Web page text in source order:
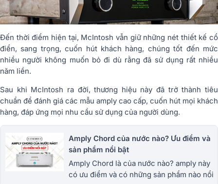
Đến thời điểm hiện tại, McIntosh vẫn giữ những nét thiết kế cổ
điển, sang trọng, cuốn hút khách hàng, chúng tốt đến mức
nhiều người không muốn bỏ đi dù rằng đã sử dụng rất nhiều
năm liền.
Sau khi McIntosh ra đời, thương hiệu này đã trở thành tiêu
chuẩn để đánh giá các mẫu amply cao cấp, cuốn hút mọi khách
hàng, đáp ứng mọi nhu cầu sử dụng của người dùng.
Amply Chord của nước nào? Ưu điểm và
sản phẩm nổi bật
Amply Chord là của nước nào? amply này
có ưu điểm và có những sản phẩm nào nổi